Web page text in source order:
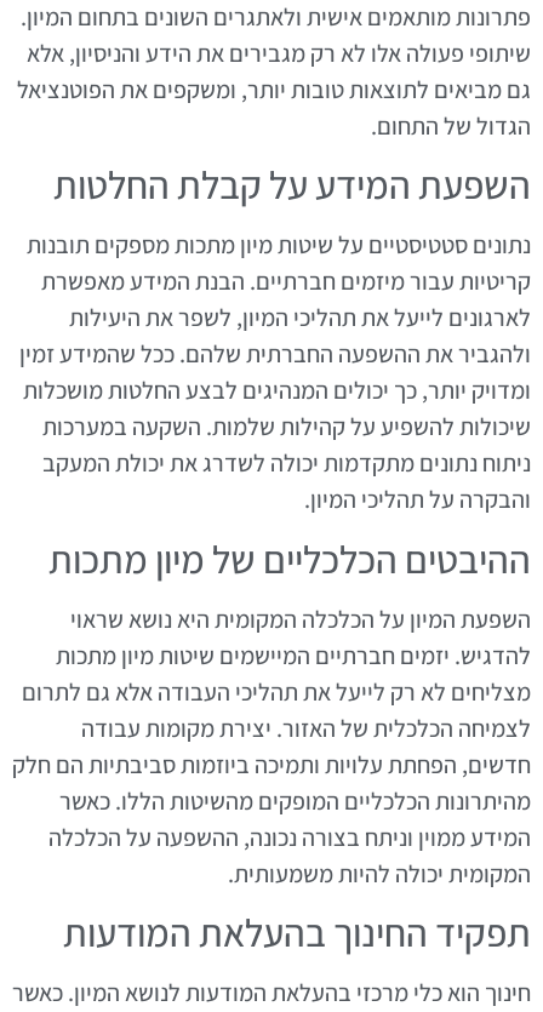
פתרונות מותאמים אישית ולאתגרים השונים בתחום המיון.
שיתופי פעולה אלו לא רק מגבירים את הידע והניסיון, אלא
גם מביאים לתוצאות טובות יותר, ומשקפים את הפוטנציאל
הגדול של התחום.
השפעת המידע על קבלת החלטות
נתונים סטטיסטיים על שיטות מיון מתכות מספקים תובנות
קריטיות עבור מיזמים חברתיים. הבנת המידע מאפשרת
לארגונים לייעל את תהליכי המיון, לשפר את היעילות
ולהגביר את ההשפעה החברתית שלהם. ככל שהמידע זמין
ומדויק יותר, כך יכולים המנהיגים לבצע החלטות מושכלות
שיכולות להשפיע על קהילות שלמות. השקעה במערכות
ניתוח נתונים מתקדמות יכולה לשדרג את יכולת המעקב
והבקרה על תהליכי המיון.
ההיבטים הכלכליים של מיון מתכות
השפעת המיון על הכלכלה המקומית היא נושא שראוי
להדגיש. יזמים חברתיים המיישמים שיטות מיון מתכות
מצליחים לא רק לייעל את תהליכי העבודה אלא גם לתרום
לצמיחה הכלכלית של האזור. יצירת מקומות עבודה
חדשים, הפחתת עלויות ותמיכה ביוזמות סביבתיות הם חלק
מהיתרונות הכלכליים המופקים מהשיטות הללו. כאשר
המידע ממוין וניתח בצורה נכונה, ההשפעה על הכלכלה
המקומית יכולה להיות משמעותית.
תפקיד החינוך בהעלאת המודעות
חינוך הוא כלי מרכזי בהעלאת המודעות לנושא המיון. כאשר